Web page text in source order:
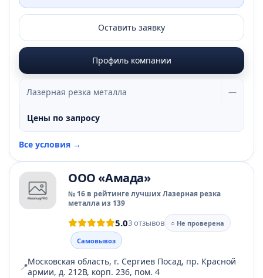
Оставить заявку
Профиль компании
Лазерная резка металла —
Цены по запросу
Все условия →
ООО «Амада»
№ 16 в рейтинге лучших Лазерная резка
металла из 139
5.03 отзывов
○ Не проверена
Самовывоз
📍Московская область, г. Сергиев Посад, пр. Красной
армии, д. 212В, корп. 236, пом. 4